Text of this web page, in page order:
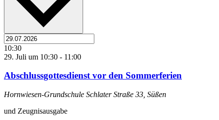
10:30
29. Juli um 10:30 - 11:00
Abschlussgottesdienst vor den Sommerferien
Hornwiesen-Grundschule Schlater Straße 33, Süßen
und Zeugnisausgabe